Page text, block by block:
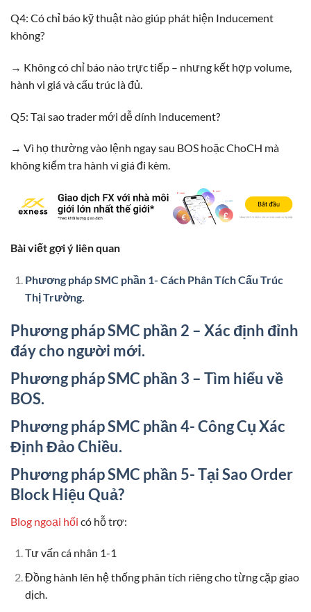
Q4: Có chỉ báo kỹ thuật nào giúp phát hiện Inducement
không?
→ Không có chỉ báo nào trực tiếp – nhưng kết hợp volume,
hành vi giá và cấu trúc là đủ.
Q5: Tại sao trader mới dễ dính Inducement?
→ Vì họ thường vào lệnh ngay sau BOS hoặc ChoCH mà
không kiểm tra hành vi giá đi kèm.
Bài viết gợi ý liên quan
Phương pháp SMC phần 1- Cách Phân Tích Cấu Trúc
Thị Trường.
Phương pháp SMC phần 2 – Xác định đỉnh
đáy cho người mới.
Phương pháp SMC phần 3 – Tìm hiểu về
BOS.
Phương pháp SMC phần 4- Công Cụ Xác
Định Đảo Chiều.
Phương pháp SMC phần 5- Tại Sao Order
Block Hiệu Quả?
Blog ngoại hối có hỗ trợ:
Tư vấn cá nhân 1-1
Đồng hành lên hệ thống phân tích riêng cho từng cặp giao
dịch.